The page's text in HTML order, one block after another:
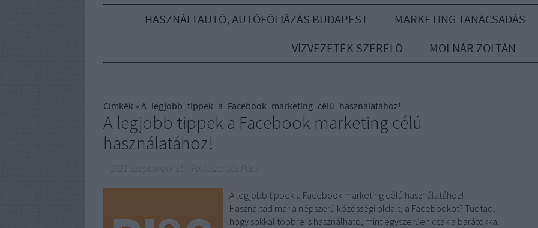
HASZNÁLTAUTÓ, AUTÓFÓLIÁZÁS BUDAPEST MARKETING TANÁCSADÁS
VÍZVEZETÉK SZERELŐ
MOLNÁR ZOLTÁN
Címkék » A_legjobb_tippek_a_Facebook_marketing_célú_használatához!
A legjobb tippek a Facebook marketing célú
használatához!
A legjobb tippek a Facebook marketing célú használatához!
Használtad már a népszerű közösségi oldalt, a Facebookot? Tudtad,
hogy sokkal többre is használható, mint egyszerűen csak a barátokkal